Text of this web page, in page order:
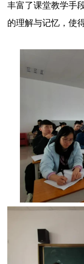
丰富了课堂教学手
的理解与记忆，使